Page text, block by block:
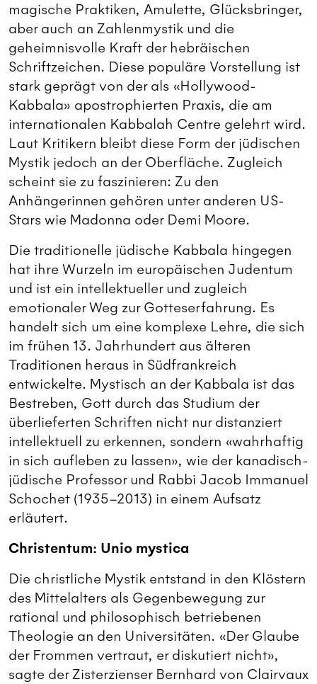
magische Praktiken, Amulette, Glücksbringer,
aber auch an Zahlenmystik und die
geheimnisvolle Kraft der hebräischen
Schriftzeichen. Diese populäre Vorstellung ist
stark geprägt von der als «Hollywood-
Kabbala» apostrophierten Praxis, die am
internationalen Kabbalah Centre gelehrt wird.
Laut Kritikern bleibt diese Form der jüdischen
Mystik jedoch an der Oberfläche. Zugleich
scheint sie zu faszinieren: Zu den
Anhängerinnen gehören unter anderen US-
Stars wie Madonna oder Demi Moore.
Die traditionelle jüdische Kabbala hingegen
hat ihre Wurzeln im europäischen Judentum
und ist ein intellektueller und zugleich
emotionaler Weg zur Gotteserfahrung. Es
handelt sich um eine komplexe Lehre, die sich
im frühen 13. Jahrhundert aus älteren
Traditionen heraus in Südfrankreich
entwickelte. Mystisch an der Kabbala ist das
Bestreben, Gott durch das Studium der
überlieferten Schriften nicht nur distanziert
intellektuell zu erkennen, sondern «wahrhaftig
in sich aufleben zu lassen», wie der kanadisch-
jüdische Professor und Rabbi Jacob Immanuel
Schochet (1935–2013) in einem Aufsatz
erläutert.
Christentum: Unio mystica
Die christliche Mystik entstand in den Klöstern
des Mittelalters als Gegenbewegung zur
rational und philosophisch betriebenen
Theologie an den Universitäten. «Der Glaube
der Frommen vertraut, er diskutiert nicht»,
sagte der Zisterzienser Bernhard von Clairvaux